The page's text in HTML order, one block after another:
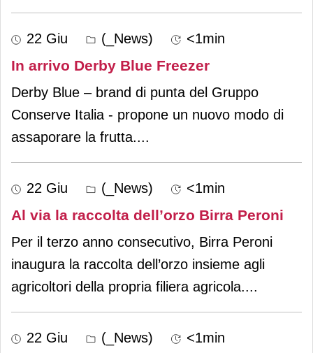
22 Giu (_News) <1min
In arrivo Derby Blue Freezer
Derby Blue – brand di punta del Gruppo
Conserve Italia - propone un nuovo modo di
assaporare la frutta....
22 Giu (_News) <1min
Al via la raccolta dell’orzo Birra Peroni
Per il terzo anno consecutivo, Birra Peroni
inaugura la raccolta dell’orzo insieme agli
agricoltori della propria filiera agricola....
22 Giu (_News) <1min